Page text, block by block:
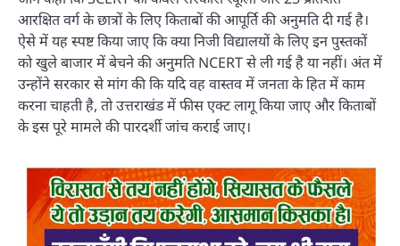
आरक्षित वर्ग के छात्रों के लिए किताबों की आपूर्ति की अनुमति दी गई है।
ऐसे में यह स्पष्ट किया जाए कि क्या निजी विद्यालयों के लिए इन पुस्तकों
को खुले बाजार में बेचने की अनुमति NCERT से ली गई है या नहीं। अंत में
उन्होंने सरकार से मांग की कि यदि वह वास्तव में जनता के हित में काम
करना चाहती है, तो उत्तराखंड में फीस एक्ट लागू किया जाए और किताबों
के इस पूरे मामले की पारदर्शी जांच कराई जाए।